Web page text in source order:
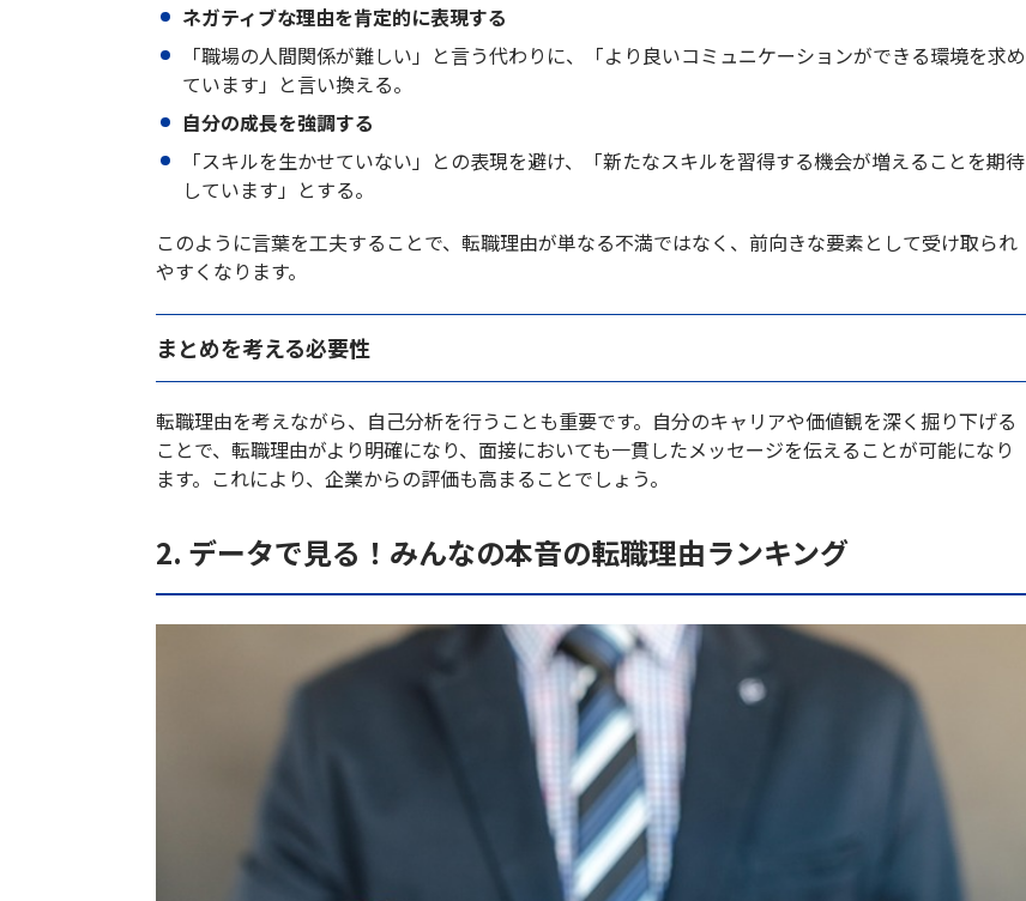
ネガティブな理由を肯定的に表現する
「職場の人間関係が難しい」と言う代わりに、「より良いコミュニケーションができる環境を求め
ています」と言い換える。
自分の成長を強調する
「スキルを生かせていない」との表現を避け、「新たなスキルを習得する機会が増えることを期待
しています」とする。
このように言葉を工夫することで、転職理由が単なる不満ではなく、前向きな要素として受け取られ
やすくなります。
まとめを考える必要性
転職理由を考えながら、自己分析を行うことも重要です。自分のキャリアや価値観を深く掘り下げる
ことで、転職理由がより明確になり、面接においても一貫したメッセージを伝えることが可能になり
ます。これにより、企業からの評価も高まることでしょう。
2. データで見る！みんなの本音の転職理由ランキング